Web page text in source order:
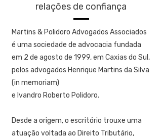
relações de confiança
Martins & Polidoro Advogados Associados
é uma sociedade de advocacia fundada
em 2 de agosto de 1999, em Caxias do Sul,
pelos advogados Henrique Martins da Silva
(in memoriam)
e Ivandro Roberto Polidoro.
Desde a origem, o escritório trouxe uma
atuação voltada ao Direito Tributário,